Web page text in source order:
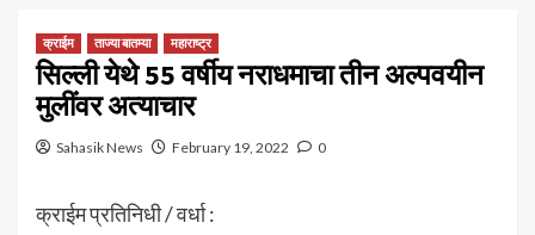
क्राईम ताज्या बातम्या महाराष्ट्र
सिल्ली येथे 55 वर्षीय नराधमाचा तीन अल्पवयीन
मुलींवर अत्याचार
Sahasik News February 19, 2022 0
क्राईम प्रतिनिधी / वर्धा :